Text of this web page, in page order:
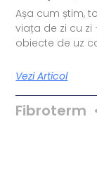
Așa cum știm,
viața de zi cu
obiecte de uz
Vezi Articol
Fibroterm